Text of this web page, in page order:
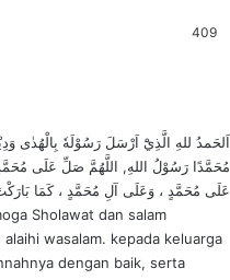
409
اَلحَمدُ للهِ الَّذِيْٓ اَرْسَلَ رَسُوْلَهٗ بِالْهُدٰى
مُحَمَّدًا رَسُوْلُ اللهِ, اللَّهُمَّ صَلِّ عَلَى
عَلَى مُحَمَّدٍ ، وَعَلَى آلِ مُحَمَّدٍ ، كَمَا
Sholawat dan salam
wasalam. kepada keluarga
dengan baik, serta